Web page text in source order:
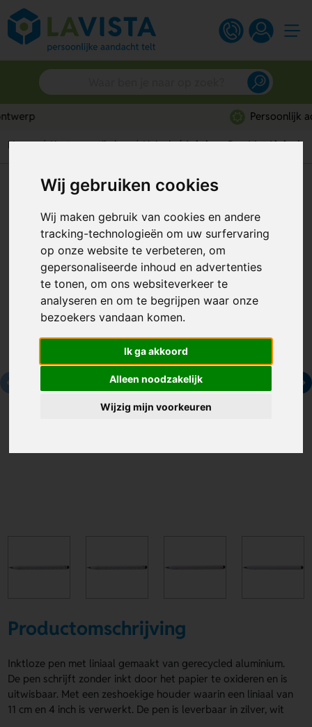
Wij gebruiken cookies
Wij maken gebruik van cookies en andere
tracking-technologieën om uw surfervaring
op onze website te verbeteren, om
gepersonaliseerde inhoud en advertenties
te tonen, om ons websiteverkeer te
analyseren en om te begrijpen waar onze
bezoekers vandaan komen.
Ik ga akkoord
Alleen noodzakelijk
Wijzig mijn voorkeuren
Home Kantoorartikelen Liniaal Inktloze Pen Met Liniaal
Inktloze Pen Met Liniaal
Artikelnummer: 308483
Productomschrijving
Inktloze pen met liniaal gemaakt van gerecycled aluminium.
De pen schrijft zonder inkt door het papier te oxideren en is
uitwisbaar. Met een zeshoekige houder waarin een liniaal van
11 cm en 4 inch is verwerkt. De pen is leverbaar in zilver, wit